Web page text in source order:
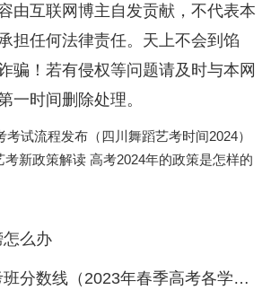
新疆维吾尔自治区本科线为430
分。
春季高考的分数线，虽然分数线的
生的就业能力，但也会带来更大的
在备考春季高考时，一定要注意节
猜题，应该有计划地复习，以便拿
年录取分数线
由互联网博主自发贡献，不代表本
担任何法律责任。天上不会到馅
骗！若有侵权等问题请及时与本网
一时间删除处理。
考试流程发布（四川舞蹈艺考时间2024）
考新政策解读 高考2024年的政策是怎样的
么办
天津一商春考班分数线（2023年春季高考各学校录取分数线）